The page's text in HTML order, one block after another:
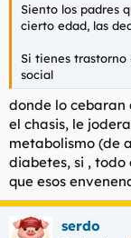
l
t
m
a
i
o
Siento los padres
cierto edad, las
Si tienes trastorno
social
donde lo cebaran
el chasis, le
metabolismo (de
diabetes, si , todo
que esos
serdo